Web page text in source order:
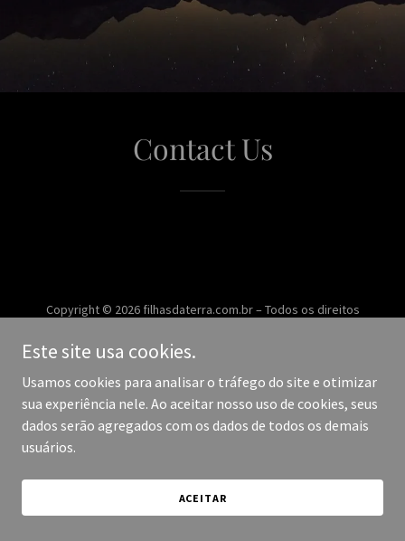
Contact Us
Copyright © 2026 filhasdaterra.com.br – Todos os direitos
Este site usa cookies.
Usamos cookies para analisar o tráfego do site e otimizar
sua experiência nele. Ao aceitar nosso uso de cookies, seus
dados serão agregados com os dados de todos os demais
usuários.
ACEITAR